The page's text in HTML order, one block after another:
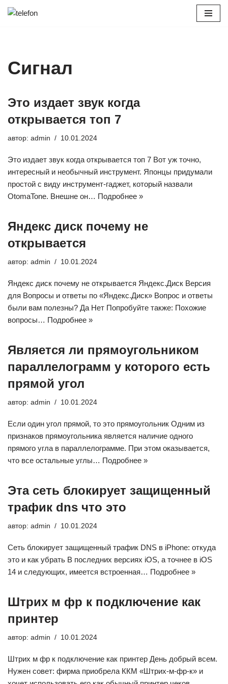
Сигнал
Это издает звук когда
открывается топ 7
автор: admin 10.01.2024
Это издает звук когда открывается топ 7 Вот уж точно,
интересный и необычный инструмент. Японцы придумали
простой с виду инструмент-гаджет, который назвали
OtomaTone. Внешне он… Подробнее »
Яндекс диск почему не
открывается
автор: admin 10.01.2024
Яндекс диск почему не открывается Яндекс.Диск Версия
для Вопросы и ответы по «Яндекс.Диск» Вопрос и ответы
были вам полезны? Да Нет Попробуйте также: Похожие
вопросы… Подробнее »
Является ли прямоугольником
параллелограмм у которого есть
прямой угол
автор: admin 10.01.2024
Если один угол прямой, то это прямоугольник Одним из
признаков прямоугольника является наличие одного
прямого угла в параллелограмме. При этом оказывается,
что все остальные углы… Подробнее »
Эта сеть блокирует защищенный
трафик dns что это
автор: admin 10.01.2024
Сеть блокирует защищенный трафик DNS в iPhone: откуда
это и как убрать В последних версиях iOS, а точнее в iOS
14 и следующих, имеется встроенная… Подробнее »
Штрих м фр к подключение как
принтер
автор: admin 10.01.2024
Штрих м фр к подключение как принтер День добрый всем.
Нужен совет: фирма приобрела ККМ «Штрих-м-фр-к» и